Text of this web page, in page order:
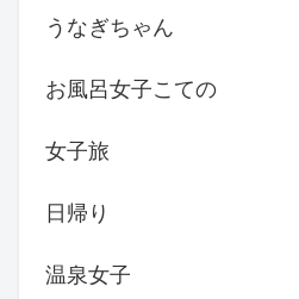
うなぎちゃん
お風呂女子こての
女子旅
日帰り
温泉女子